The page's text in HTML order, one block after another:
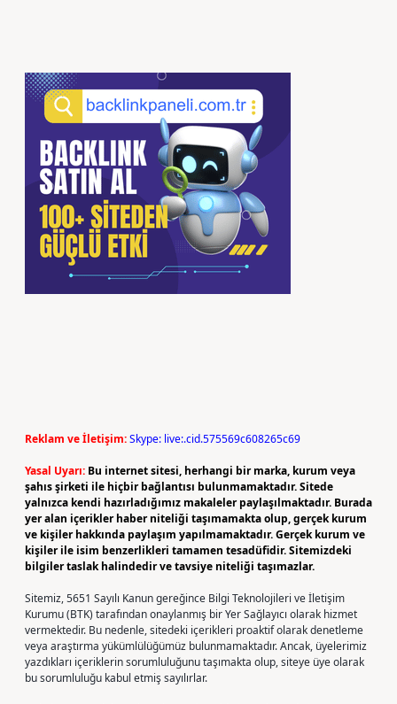
Reklam ve İletişim:Skype: live:.cid.575569c608265c69
Yasal Uyarı: Bu internet sitesi, herhangi bir marka, kurum veya
şahıs şirketi ile hiçbir bağlantısı bulunmamaktadır. Sitede
yalnızca kendi hazırladığımız makaleler paylaşılmaktadır. Burada
yer alan içerikler haber niteliği taşımamakta olup, gerçek kurum
ve kişiler hakkında paylaşım yapılmamaktadır. Gerçek kurum ve
kişiler ile isim benzerlikleri tamamen tesadüfidir. Sitemizdeki
bilgiler taslak halindedir ve tavsiye niteliği taşımazlar.
Sitemiz, 5651 Sayılı Kanun gereğince Bilgi Teknolojileri ve İletişim
Kurumu (BTK) tarafından onaylanmış bir Yer Sağlayıcı olarak hizmet
vermektedir. Bu nedenle, sitedeki içerikleri proaktif olarak denetleme
veya araştırma yükümlülüğümüz bulunmamaktadır. Ancak, üyelerimiz
yazdıkları içeriklerin sorumluluğunu taşımakta olup, siteye üye olarak
bu sorumluluğu kabul etmiş sayılırlar.